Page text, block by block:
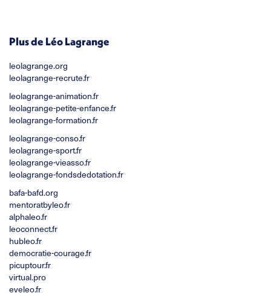
Plus de Léo Lagrange
leolagrange.org
leolagrange-recrute.fr
leolagrange-animation.fr
leolagrange-petite-enfance.fr
leolagrange-formation.fr
leolagrange-conso.fr
leolagrange-sport.fr
leolagrange-vieasso.fr
leolagrange-fondsdedotation.fr
bafa-bafd.org
mentoratbyleo.fr
alphaleo.fr
leoconnect.fr
hubleo.fr
democratie-courage.fr
picuptour.fr
virtual.pro
eveleo.fr